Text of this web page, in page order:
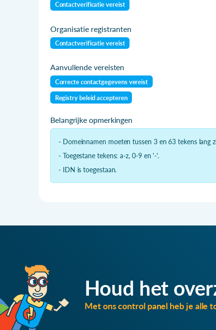
Contactverificatie vereist
Organisatie registranten
Contactverificatie vereist
Aanvullende vereisten
Correcte contactgegevens vereist
Registry beleid accepteren
Belangrijke opmerkingen
- Domeinnamen moeten tussen 3 en 63 tekens lang
- Toegestane tekens: a-z, 0-9 en '-'.
- IDN is toegestaan.
Houd het
Met ons control panel heb je alle